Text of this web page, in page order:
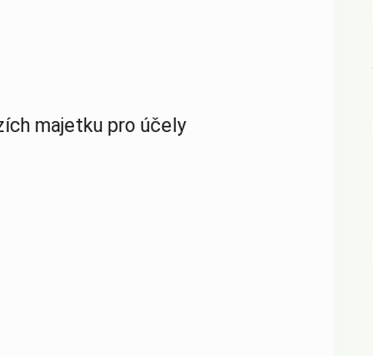
majetku pro účely